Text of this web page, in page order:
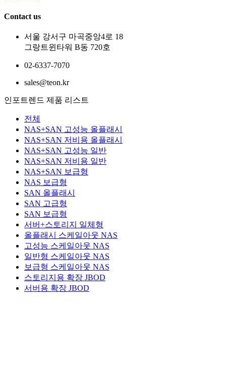
Contact us
서울 강서구 마곡중앙4로 18
그랑트윈타워 B동 720호
02-6337-7070
sales@teon.kr
인포트렌드 제품 리스트
전체
NAS+SAN 고성능 올플래시
NAS+SAN 저비용 올플래시
NAS+SAN 고성능 일반
NAS+SAN 저비용 일반
NAS+SAN 보급형
NAS 보급형
SAN 올플래시
SAN 고급형
SAN 보급형
서버+스토리지 일체형
올플래시 스케일아웃 NAS
고성능 스케일아웃 NAS
일반형 스케일아웃 NAS
보급형 스케일아웃 NAS
스토리지용 확장 JBOD
서버용 확장 JBOD